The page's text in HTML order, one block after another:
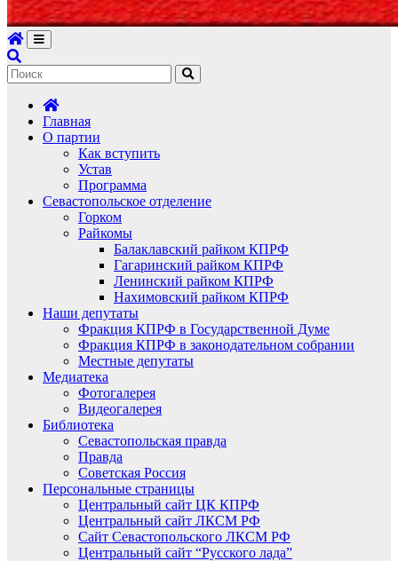
Главная
О партии
Как вступить
Устав
Программа
Севастопольское отделение
Горком
Райкомы
Балаклавский райком КПРФ
Гагаринский райком КПРФ
Ленинский райком КПРФ
Нахимовский райком КПРФ
Наши депутаты
Фракция КПРФ в Государственной Думе
Фракция КПРФ в законодательном собрании
Местные депутаты
Медиатека
Фотогалерея
Видеогалерея
Библиотека
Севастопольская правда
Правда
Советская Россия
Персональные страницы
Центральный сайт ЦК КПРФ
Центральный сайт ЛКСМ РФ
Сайт Севастопольского ЛКСМ РФ
Центральный сайт “Русского лада”